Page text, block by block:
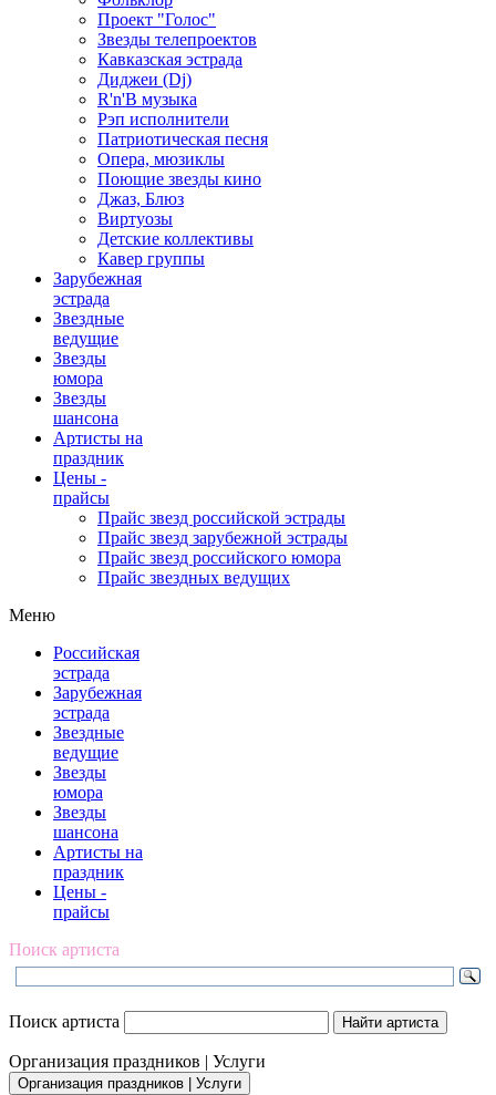
Проект "Голос"
Звезды телепроектов
Кавказская эстрада
Диджеи (Dj)
R'n'B музыка
Рэп исполнители
Патриотическая песня
Опера, мюзиклы
Поющие звезды кино
Джаз, Блюз
Виртуозы
Детские коллективы
Кавер группы
Зарубежная
эстрада
Звездные
ведущие
Звезды
юмора
Звезды
шансона
Артисты на
праздник
Цены -
прайсы
Прайс звезд российской эстрады
Прайс звезд зарубежной эстрады
Прайс звезд российского юмора
Прайс звездных ведущих
Меню
Российская
эстрада
Зарубежная
эстрада
Звездные
ведущие
Звезды
юмора
Звезды
шансона
Артисты на
праздник
Цены -
прайсы
Поиск артиста
Поиск артиста
Организация праздников | Услуги
Организация праздников | Услуги